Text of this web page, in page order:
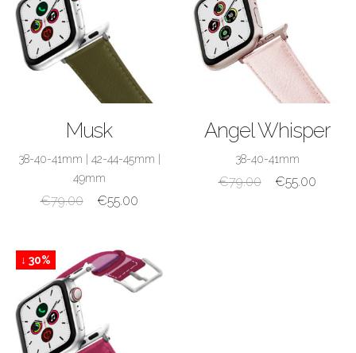
Musk
38-40-41mm 42-44-45mm
49mm
€79.00 €55.00
Angel Whisper
38-40-41mm
€79.00 €55.00
↓ 30%